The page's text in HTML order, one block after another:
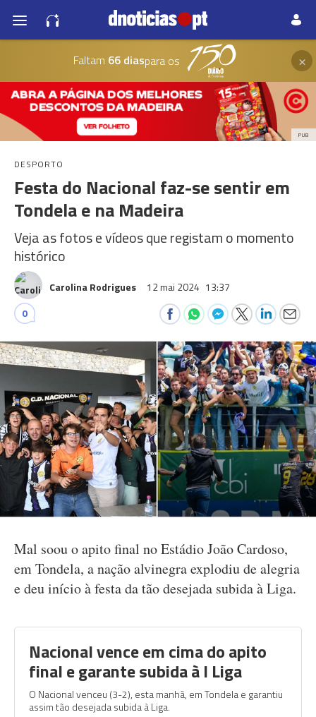
Faltam 66 diaspara os ×
PUB
DESPORTO
Festa do Nacional faz-se sentir em
Tondela e na Madeira
Veja as fotos e vídeos que registam o momento
histórico
Carolina Rodrigues 12 mai 2024 13:37
0
Mal soou o apito final no Estádio João Cardoso,
em Tondela, a nação alvinegra explodiu de alegria
e deu início à festa da tão desejada subida à Liga.
Nacional vence em cima do apito
final e garante subida à I Liga
O Nacional venceu (3-2), esta manhã, em Tondela e garantiu
assim tão desejada subida à Liga.